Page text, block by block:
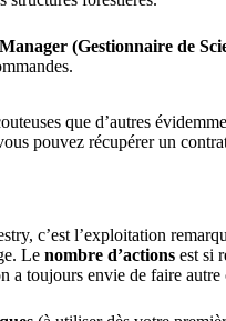
(Gestionnaire de
que d’autres
pouvez récupérer un
c’est l’exploitation
Le nombre d’actions est si
a toujours envie de faire